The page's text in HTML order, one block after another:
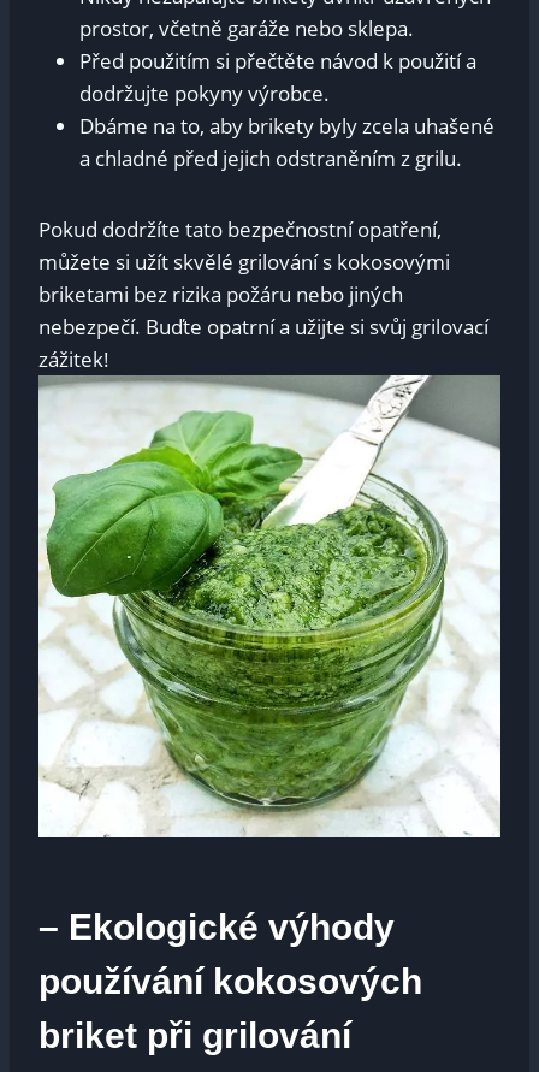
prostor, včetně garáže nebo sklepa.
Před použitím si přečtěte návod k použití a
dodržujte pokyny výrobce.
Dbáme na to, aby brikety byly zcela uhašené
a chladné před jejich odstraněním z grilu.
Pokud dodržíte tato bezpečnostní opatření,
můžete si užít skvělé grilování s kokosovými
briketami bez rizika požáru nebo jiných
nebezpečí. Buďte opatrní a užijte si svůj grilovací
zážitek!
– Ekologické výhody
používání kokosových
briket při grilování